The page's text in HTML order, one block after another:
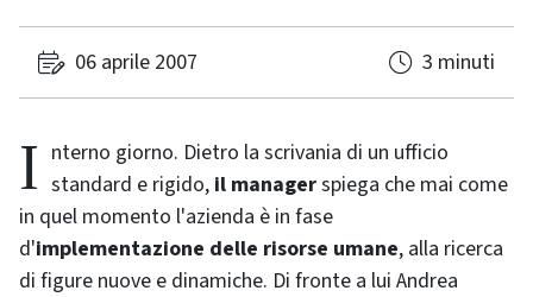
06 aprile 2007 3 minuti
Interno giorno. Dietro la scrivania di un ufficio standard e rigido, il managerspiega che mai come
in quel momento l'azienda è in fase
d'implementazione delle risorse umane, alla ricerca
di figure nuove e dinamiche. Di fronte a lui Andrea